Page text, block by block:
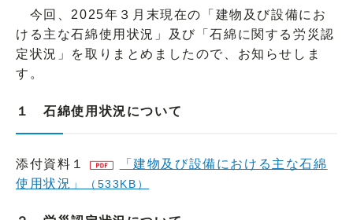
今回、2025年３月末現在の「建物及び設備にお
ける主な石綿使用状況」及び「石綿に関する労災認
定状況」を取りまとめましたので、お知らせしま
す。
１ 石綿使用状況について
添付資料１
「建物及び設備における主な石綿
使用状況」
（533KB）